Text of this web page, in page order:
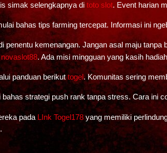
simak selengkapnya di toto slot. Event harian
bahas tips farming tercepat. Informasi ini
penentu kemenangan. Jangan asal maju tanpa
novaslot88. Ada misi mingguan yang kasih
panduan berikuttogel . Komunitas sering
strategi push rank tanpa stress. Cara ini
pada LInk Togel178yang memiliki